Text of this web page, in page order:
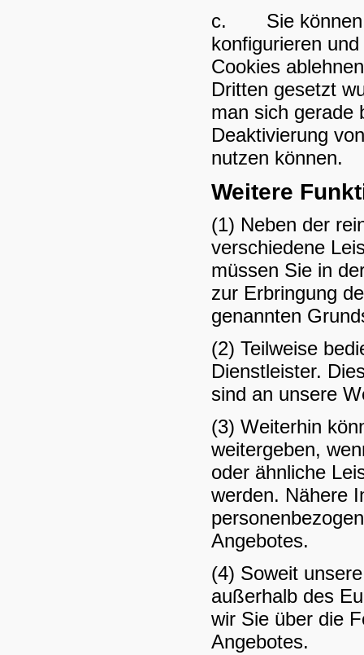
c. Sie können
konfigurieren
Cookies
Dritten gesetzt
man sich gerade
Deaktivierung
nutzen können.
Weitere
(1) Neben der
verschiedene
müssen Sie in
zur Erbringung
genannten
(2) Teilweise
Dienstleister.
sind an unsere
(3) Weiterhin
weitergeben,
oder ähnliche
werden. Nähere
Angebotes.
(4) Soweit
außerhalb des
wir Sie über die
Angebotes.